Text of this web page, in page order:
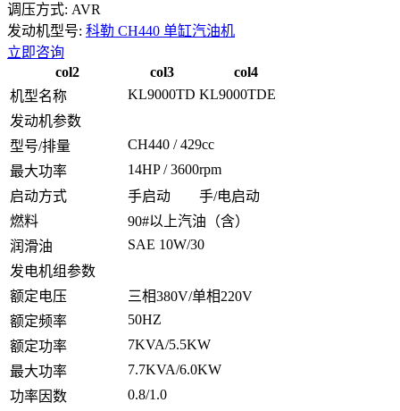
调压方式: AVR
发动机型号: 科勒 CH440 单缸汽油机
立即咨询
col2
col3
col4
机型名称
KL9000TD KL9000TDE
发动机参数
型号/排量
CH440 / 429cc
最大功率
14HP / 3600rpm
启动方式
手启动
手/电启动
燃料
90#以上汽油（含）
润滑油
SAE 10W/30
发电机组参数
额定电压
三相380V/单相220V
额定频率
50HZ
额定功率
7KVA/5.5KW
最大功率
7.7KVA/6.0KW
功率因数
0.8/1.0